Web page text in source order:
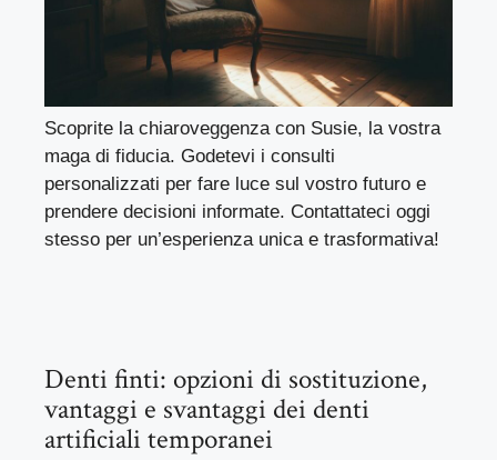
Scoprite la chiaroveggenza con Susie, la vostra
maga di fiducia. Godetevi i consulti
personalizzati per fare luce sul vostro futuro e
prendere decisioni informate. Contattateci oggi
stesso per un’esperienza unica e trasformativa!
Denti finti: opzioni di sostituzione,
vantaggi e svantaggi dei denti
artificiali temporanei